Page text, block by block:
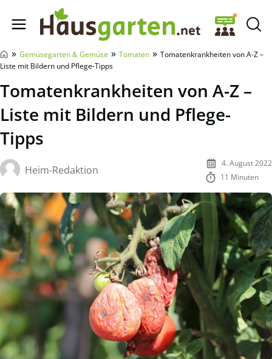
Hausgarten.net
» Gemüsegarten & Gemüse » Tomaten » Tomatenkrankheiten von A-Z –
Liste mit Bildern und Pflege-Tipps
Tomatenkrankheiten von A-Z –
Liste mit Bildern und Pflege-
Tipps
Heim-Redaktion
4. August 2022
11 Minuten